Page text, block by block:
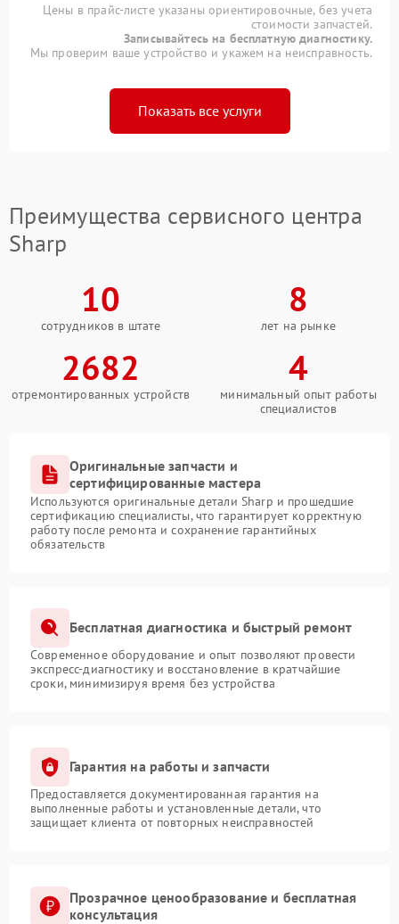
Цены в прайс-листе указаны ориентировочные, без учета
стоимости запчастей.
Записывайтесь на бесплатную диагностику.
Мы проверим ваше устройство и укажем на неисправность.
Показать все услуги
Преимущества сервисного центра
Sharp
10
сотрудников в штате
8
лет на рынке
2682
отремонтированных устройств
4
минимальный опыт работы
специалистов
Оригинальные запчасти и
сертифицированные мастера
Используются оригинальные детали Sharp и прошедшие
сертификацию специалисты, что гарантирует корректную
работу после ремонта и сохранение гарантийных
обязательств
Бесплатная диагностика и быстрый ремонт
Современное оборудование и опыт позволяют провести
экспресс-диагностику и восстановление в кратчайшие
сроки, минимизируя время без устройства
Гарантия на работы и запчасти
Предоставляется документированная гарантия на
выполненные работы и установленные детали, что
защищает клиента от повторных неисправностей
Прозрачное ценообразование и бесплатная
консультация